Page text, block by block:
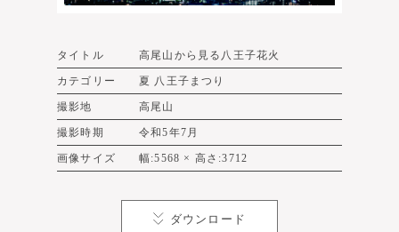
タイトル 高尾山から見る八王子花火
カテゴリー 夏 八王子まつり
撮影地 高尾山
撮影時期 令和5年7月
画像サイズ 幅:5568 × 高さ:3712
ダウンロード